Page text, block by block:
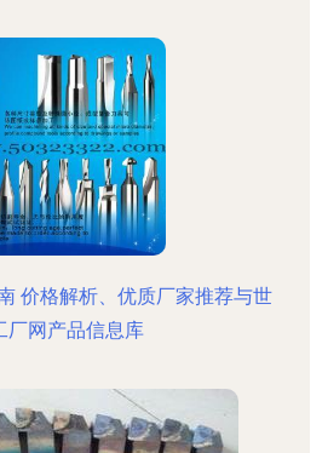
价格解析、优质厂家推荐与世
厂网产品信息库